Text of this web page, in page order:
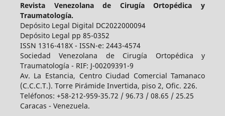
Revista Venezolana de Cirugía Ortopédica y
Traumatología.
Depósito Legal Digital DC2022000094
Depósito Legal pp 85-0352
ISSN 1316-418X - ISSN-e: 2443-4574
Sociedad Venezolana de Cirugía Ortopédica y
Traumatología - RIF: J-00209391-9
Av. La Estancia, Centro Ciudad Comercial Tamanaco
(C.C.C.T.). Torre Pirámide Invertida, piso 2, Ofic. 226.
Teléfonos: +58-212-959-35.72 / 96.73 / 08.65 / 25.25
Caracas - Venezuela.